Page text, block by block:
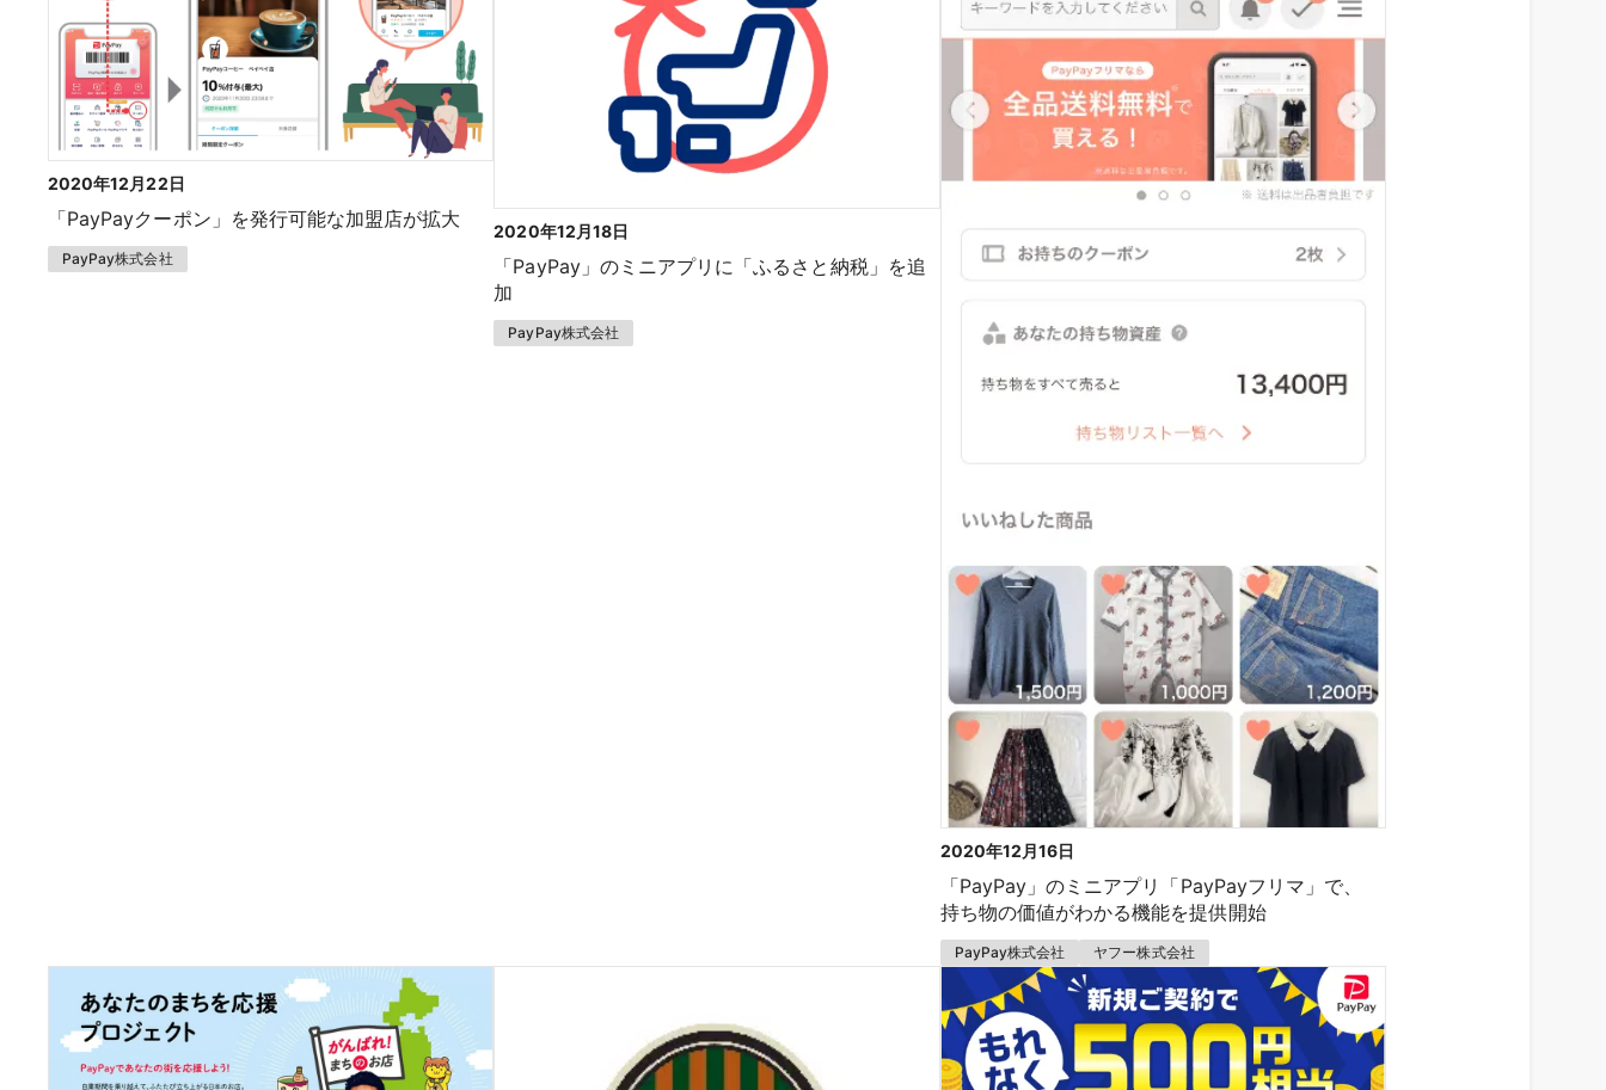
2020年12月22日
「PayPayクーポン」を発行可能な加盟店が拡大
PayPay株式会社
2020年12月18日
「PayPay」のミニアプリに「ふるさと納税」を追
加
PayPay株式会社
2020年12月16日
「PayPay」のミニアプリ「PayPayフリマ」で、
持ち物の価値がわかる機能を提供開始
PayPay株式会社 ヤフー株式会社